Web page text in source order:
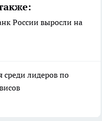
России выросли на
среди лидеров по